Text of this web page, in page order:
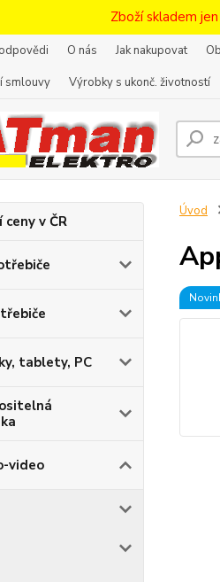
Zboží skladem
O nás Jak nakupovat
smlouvy
Výrobky s ukonč. životností
ceny v ČR
tablety, PC
video
Úvod